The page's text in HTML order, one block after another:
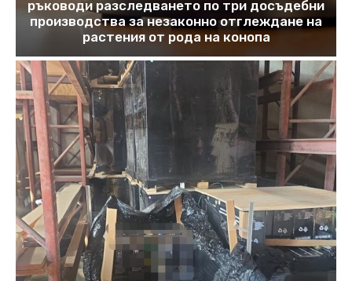
ръководи разследването по три досъдебни
производства за незаконно отглеждане на
растения от рода на конопа